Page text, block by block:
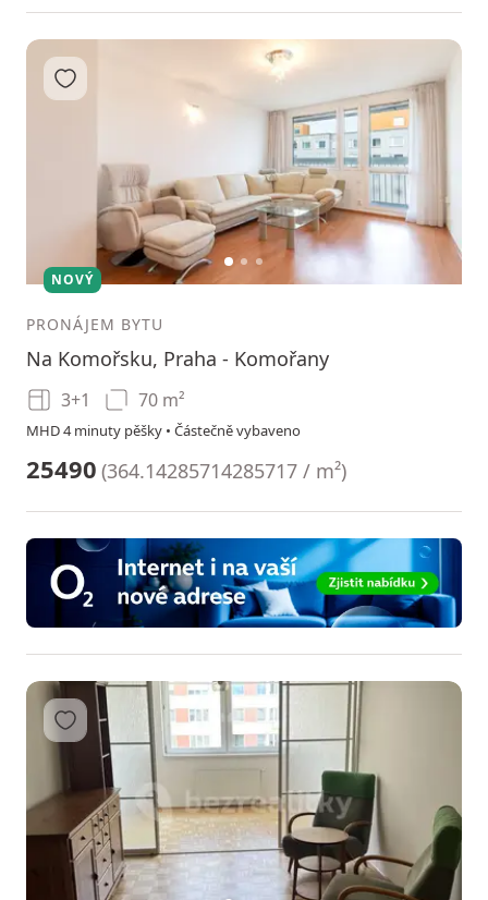
12 3
Přidat do oblíbených
NOVÝ
PRONÁJEM BYTU
Na Komořsku, Praha - Komořany
3+1 70 m²
MHD 4 minuty pěšky • Částečně vybaveno
25490 (364.14285714285717 / m²)
Přidat do oblíbených